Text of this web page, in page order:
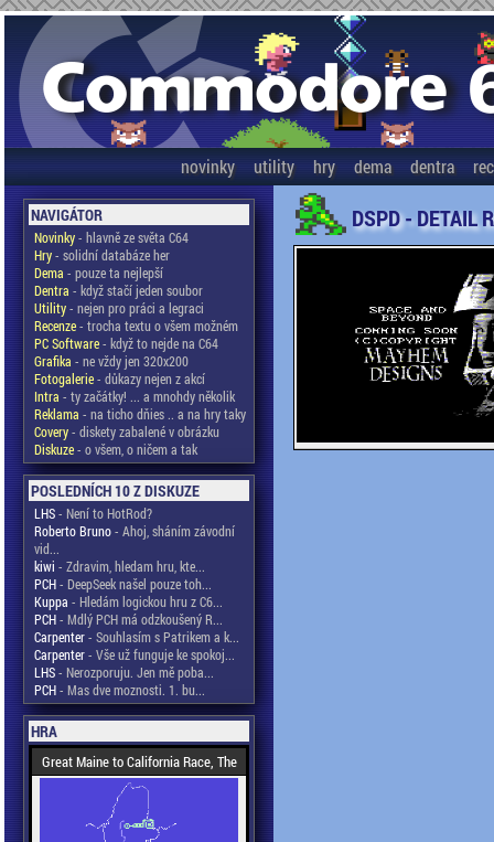
novinky utility hry dema dentra
NAVIGÁTOR
Novinky- hlavně ze světa C64
Hry- solidní databáze her
Dema - pouze ta nejlepší
Dentra - když stačí jeden soubor
Utility- nejen pro práci a legraci
Recenze- trocha textu o všem možném
PC Software- když to nejde na C64
Grafika - ne vždy jen 320x200
Fotogalerie- důkazy nejen z akcí
Intra - ty začátky! ... a mnohdy několik
Reklama - na ticho dňies .. a na hry taky
Covery- diskety zabalené v obrázku
Diskuze- o všem, o ničem a tak
POSLEDNÍCH 10 Z DISKUZE
LHS- Není to HotRod?
Roberto Bruno- Ahoj, sháním závodní
vid...
kiwi - Zdravim, hledam hru, kte...
PCH- DeepSeek našel pouze toh...
Kuppa - Hledám logickou hru z C6...
PCH- Mdlý PCH má odzkoušený R...
Carpenter- Souhlasím s Patrikem a k...
Carpenter- Vše už funguje ke spokoj...
LHS- Nerozporuju. Jen mě poba...
PCH- Mas dve moznosti. 1. bu...
HRA
Great Maine to California Race, The
DSPD - DETAIL